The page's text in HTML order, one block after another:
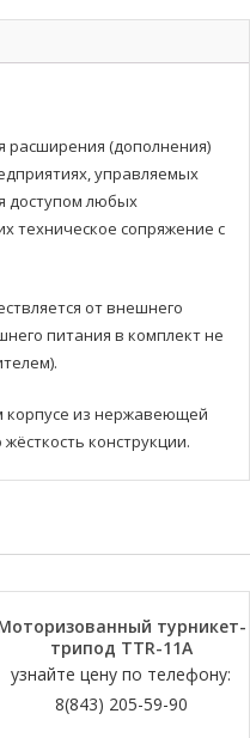
расширения (дополнения)
управляемых
доступом любых
техническое сопряжение с
от внешнего
питания в комплект не
корпусе из нержавеющей
конструкции.
турникет-
трипод TTR-11А
узнайте цену по телефону:
8(843) 205-59-90